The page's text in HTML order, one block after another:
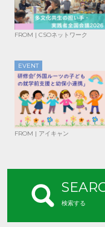
FROM | CSOネットワーク
EVENT
FROM | アイキャン
検索する